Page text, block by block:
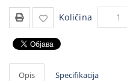
Količina
Opis Specifikacija